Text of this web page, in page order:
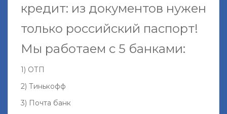
кредит: из документов нужен
только российский паспорт!
Мы работаем с 5 банками:
1) ОТП
2) Тинькофф
3) Почта банк